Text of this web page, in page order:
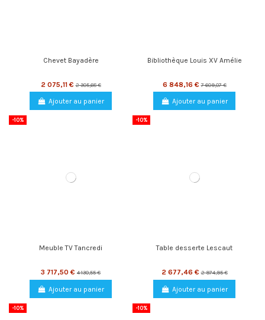
Chevet Bayadère
2 075,11 € 2 305,68 €
Ajouter au panier
Bibliothèque Louis XV Amélie
6 848,16 € 7 609,07 €
Ajouter au panier
-10%
Meuble TV Tancredi
3 717,50 € 4 130,55 €
Ajouter au panier
-10%
Table desserte Lescaut
2 677,46 € 2 974,95 €
Ajouter au panier
-10% -10%